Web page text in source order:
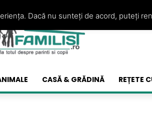
CASĂ & GRĂDINĂ REȚETE
Dacă nu sunteți de acord, puteți